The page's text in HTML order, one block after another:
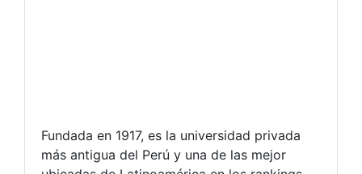
Fundada en 1917, es la universidad privada
más antigua del Perú y una de las mejor